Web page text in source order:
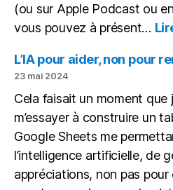
(ou sur Apple Podcast ou
vous pouvez à présent…
L’IA pour aider, non pour
23 mai 2024
Cela faisait un moment que
m’essayer à construire un
Google Sheets me
l’intelligence artificielle, de
appréciations, non pas